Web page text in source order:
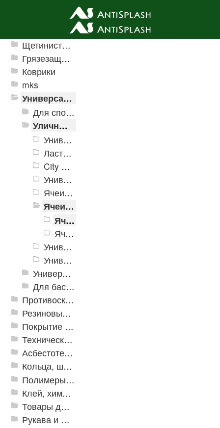
Ячеистые грязезащитные покрытия
Щетинистые покрытия
Грязезащитные, влаговпитывающие покрытия
Коврики
mks
Универсальные модульные покрытия
Для спортивных объектов
Уличные и грязезащитные покрытия
Универсальное модульное покрытие «Pol-Plast»
Ласточкин хвост
City Decking – напольное покрытие из натурального дуба
Универсальное пластиковое покрытие ERFOLG
Ячеистое модульное покрытие "Барьер"
Ячеистое модульное покрытие "Пласт-Анти"
Ячеистое модульное покрытие "Пласт-Анти" 10мм
Ячеистое модульное покрытие "Пласт-Анти" 15мм
Универсальное модульное покрытие "City"
Универсальное пластиковое покрытие Vortex
Универсальное напольное покрытие
Для бассейнов и аквапарков
Противоскользящая защита для лестниц, профили, ленты
Резиновые и ПВХ дорожки
Покрытие из резиновой крошки
Техническая резина
Асбестотехнические и теплоизоляционные материалы
Кольца, шайбы, манжеты
Полимеры и пластики
Клей, химия, сопутствующие товары
Товары для дома
Рукава и шланги промышленные